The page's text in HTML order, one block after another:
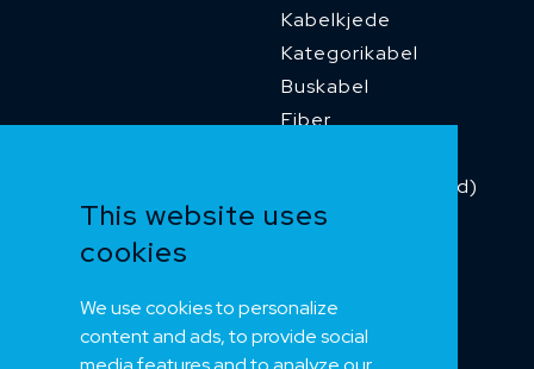
This website uses
cookies
We use cookies to personalize
content and ads, to provide social
Kabelkjede
Kategorikabel
Buskabel
Fiber
Kombikabel (Hybrid)
Dnv sertifisert
Merker 2